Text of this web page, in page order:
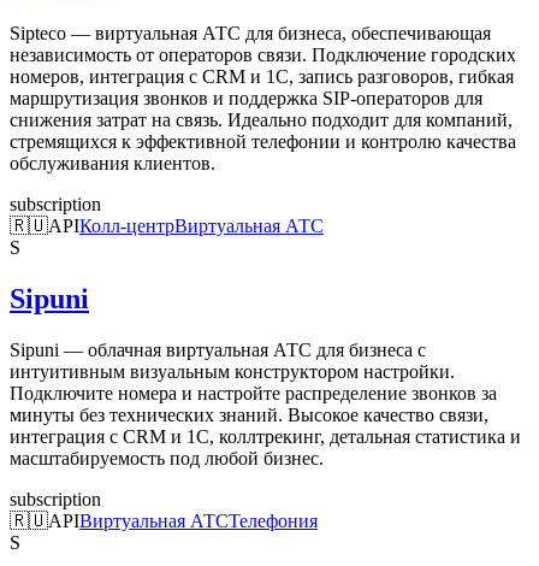
Sipteco — виртуальная АТС для бизнеса, обеспечивающая
независимость от операторов связи. Подключение городских
номеров, интеграция с CRM и 1С, запись разговоров, гибкая
маршрутизация звонков и поддержка SIP-операторов для
снижения затрат на связь. Идеально подходит для компаний,
стремящихся к эффективной телефонии и контролю качества
обслуживания клиентов.
subscription
🇷🇺APIКолл-центрВиртуальная АТС
S
Sipuni
Sipuni — облачная виртуальная АТС для бизнеса с
интуитивным визуальным конструктором настройки.
Подключите номера и настройте распределение звонков за
минуты без технических знаний. Высокое качество связи,
интеграция с CRM и 1С, коллтрекинг, детальная статистика и
масштабируемость под любой бизнес.
subscription
🇷🇺APIВиртуальная АТСТелефония
S